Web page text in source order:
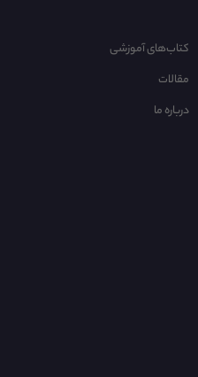
کتاب‌های آموزشی
مقالات
درباره ما